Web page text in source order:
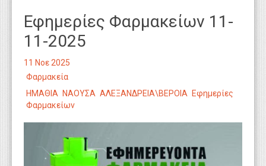
Εφημερίες Φαρμακείων 11-
11-2025
11 Νοε 2025
Φαρμακεία
ΗΜΑΘΙΑ ΝΑΟΥΣΑ ΑΛΕΞΑΝΔΡΕΙΑ\ΒΕΡΟΙΑ Εφημερίες
Φαρμακείων
Τεχνολογία
Εκπαίδευση
Υγεία
Γενικά
Κυτίο Παραπόνων Πολιτών